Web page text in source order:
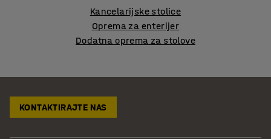
Kancelarijske stolice
Oprema za enterijer
Dodatna oprema za stolove
KONTAKTIRAJTE NAS